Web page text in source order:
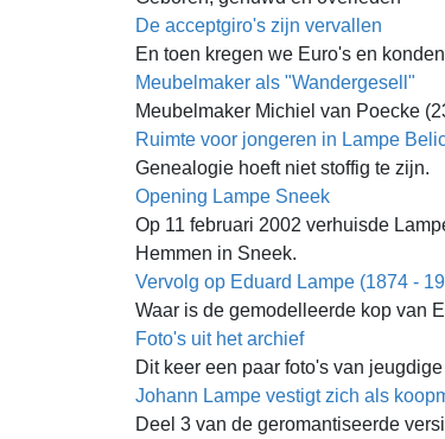
De acceptgiro's zijn vervallen
En toen kregen we Euro's en
Meubelmaker als "Wandergesell"
Meubelmaker Michiel van Poecke
Ruimte voor jongeren in Lampe
Genealogie hoeft niet stoffig te zijn.
Opening Lampe Sneek
Op 11 februari 2002 verhuisde
Hemmen in Sneek.
Vervolg op Eduard Lampe (1874 -
Waar is de gemodelleerde kop van
Foto's uit het archief
Dit keer een paar foto's van
Johann Lampe vestigt zich als
Deel 3 van de geromantiseerde